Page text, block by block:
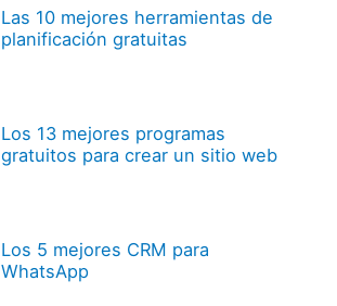
Las 10 mejores herramientas de
planificación gratuitas
Los 13 mejores programas
gratuitos para crear un sitio web
Los 5 mejores CRM para
WhatsApp